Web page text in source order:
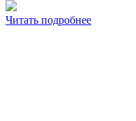
Читать подробнее